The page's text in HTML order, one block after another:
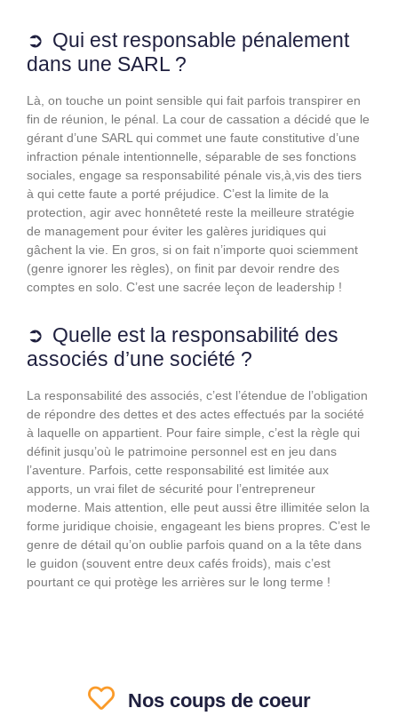
Qui est responsable pénalement
dans une SARL ?
Là, on touche un point sensible qui fait parfois transpirer en
fin de réunion, le pénal. La cour de cassation a décidé que le
gérant d’une SARL qui commet une faute constitutive d’une
infraction pénale intentionnelle, séparable de ses fonctions
sociales, engage sa responsabilité pénale vis,à,vis des tiers
à qui cette faute a porté préjudice. C’est la limite de la
protection, agir avec honnêteté reste la meilleure stratégie
de management pour éviter les galères juridiques qui
gâchent la vie. En gros, si on fait n’importe quoi sciemment
(genre ignorer les règles), on finit par devoir rendre des
comptes en solo. C’est une sacrée leçon de leadership !
Quelle est la responsabilité des
associés d’une société ?
La responsabilité des associés, c’est l’étendue de l’obligation
de répondre des dettes et des actes effectués par la société
à laquelle on appartient. Pour faire simple, c’est la règle qui
définit jusqu’où le patrimoine personnel est en jeu dans
l’aventure. Parfois, cette responsabilité est limitée aux
apports, un vrai filet de sécurité pour l’entrepreneur
moderne. Mais attention, elle peut aussi être illimitée selon la
forme juridique choisie, engageant les biens propres. C’est le
genre de détail qu’on oublie parfois quand on a la tête dans
le guidon (souvent entre deux cafés froids), mais c’est
pourtant ce qui protège les arrières sur le long terme !
Nos coups de coeur